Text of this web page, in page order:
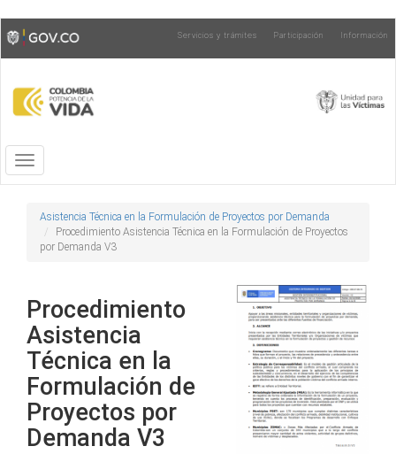
Pasar
al
contenido
Toggle
high
contrast
Servicios y trámites Participación Información
Toggle
navigation
Asistencia Técnica en la Formulación de Proyectos por Demanda
Procedimiento Asistencia Técnica en la Formulación de Proyectos
por Demanda V3
Procedimiento
Asistencia
Técnica en la
Formulación de
Proyectos por
Demanda V3